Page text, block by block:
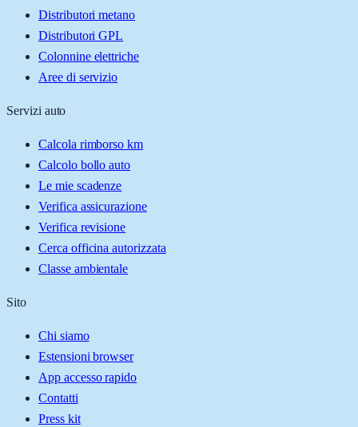
Distributori metano
Distributori GPL
Colonnine elettriche
Aree di servizio
Servizi auto
Calcola rimborso km
Calcolo bollo auto
Le mie scadenze
Verifica assicurazione
Verifica revisione
Cerca officina autorizzata
Classe ambientale
Sito
Chi siamo
Estensioni browser
App accesso rapido
Contatti
Press kit